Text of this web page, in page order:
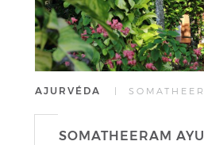
AJURVÉDA |
SOMATHEERAM